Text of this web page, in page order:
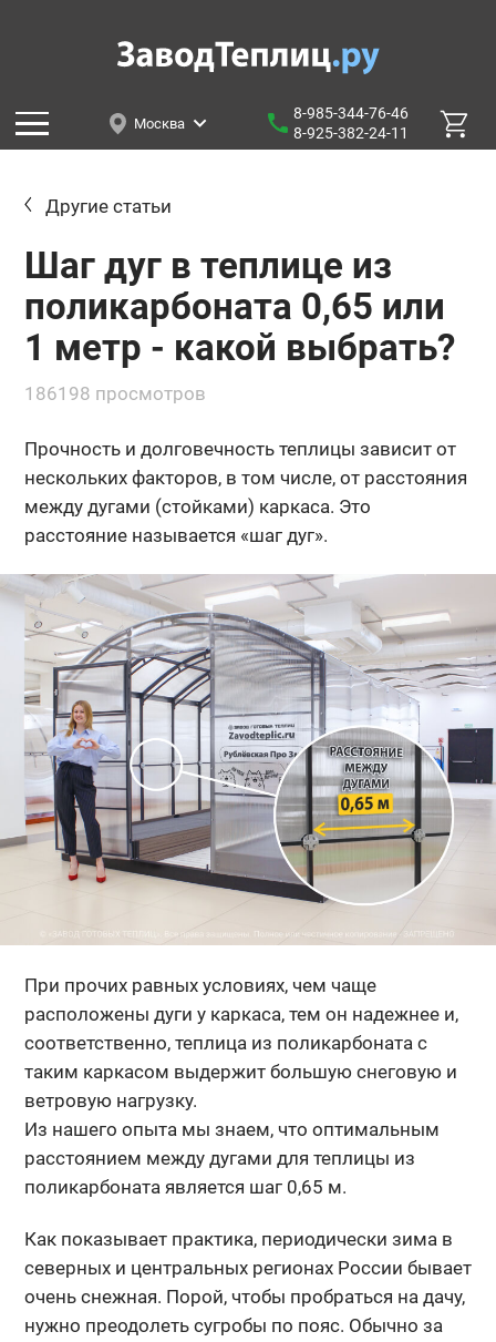
Москва
8-985-344-76-46
8-925-382-24-11
Другие статьи
Шаг дуг в теплице из
поликарбоната 0,65 или
1 метр - какой выбрать?
186198 просмотров
Прочность и долговечность теплицы зависит от
нескольких факторов, в том числе, от расстояния
между дугами (стойками) каркаса. Это
расстояние называется «шаг дуг».
При прочих равных условиях, чем чаще
расположены дуги у каркаса, тем он надежнее и,
соответственно, теплица из поликарбоната с
таким каркасом выдержит большую снеговую и
ветровую нагрузку.
Из нашего опыта мы знаем, что оптимальным
расстоянием между дугами для теплицы из
поликарбоната является шаг 0,65 м.
Как показывает практика, периодически зима в
северных и центральных регионах России бывает
очень снежная. Порой, чтобы пробраться на дачу,
нужно преодолеть сугробы по пояс. Обычно за